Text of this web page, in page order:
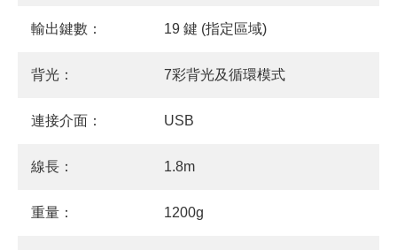
輸出鍵數： 19 鍵 (指定區域)
背光： 7彩背光及循環模式
連接介面： USB
線長： 1.8m
重量： 1200g